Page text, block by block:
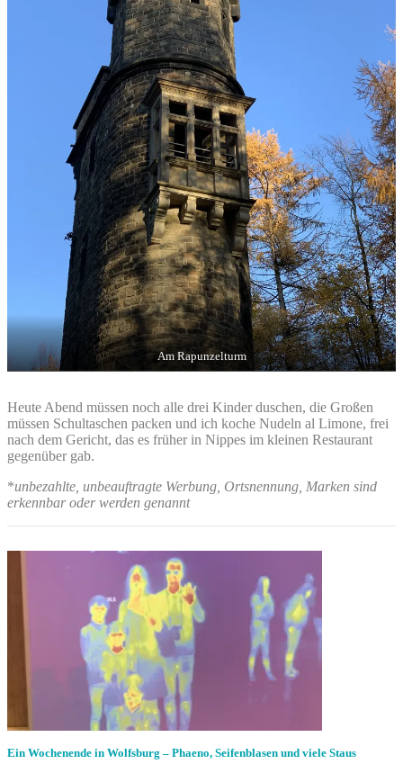
Am Rapunzelturm
Heute Abend müssen noch alle drei Kinder duschen, die Großen
müssen Schultaschen packen und ich koche Nudeln al Limone, frei
nach dem Gericht, das es früher in Nippes im kleinen Restaurant
gegenüber gab.
*unbezahlte, unbeauftragte Werbung, Ortsnennung, Marken sind
erkennbar oder werden genannt
Ein Wochenende in Wolfsburg – Phaeno, Seifenblasen und viele Staus